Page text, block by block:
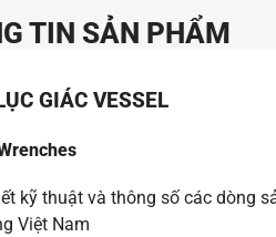
TIN SẢN PHẨM
GIÁC VESSEL
kỹ thuật và thông số các dòng
Việt Nam